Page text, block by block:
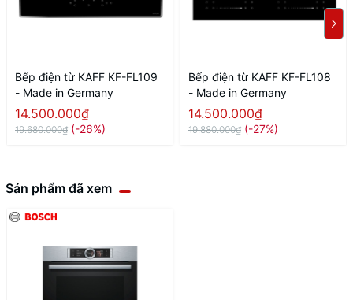
Bếp điện từ KAFF KF-FL109
- Made in Germany
14.500.000₫
19.680.000₫ (-26%)
Bếp điện từ KAFF KF-FL108
- Made in Germany
14.500.000₫
19.880.000₫ (-27%)
Sản phẩm đã xem